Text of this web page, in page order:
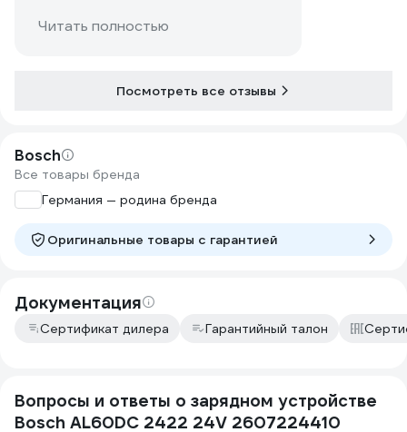
Читать полностью
Посмотреть все отзывы
Bosch
Все товары бренда
Германия — родина бренда
Оригинальные товары c гарантией
Документация
Сертификат дилера Гарантийный талон
Вопросы и ответы о зарядном устройстве
Bosch AL60DC 2422 24V 2607224410